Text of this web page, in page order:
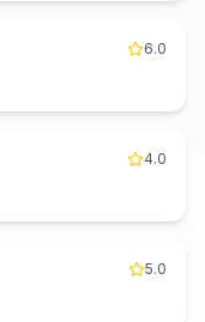
6.0
4.0
5.0